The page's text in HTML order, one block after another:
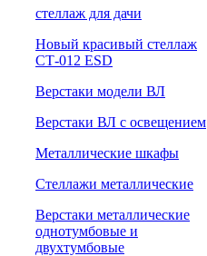
cтеллаж для дачи
Новый красивый стеллаж
СТ-012 ESD
Верстаки модели ВЛ
Верстаки ВЛ с освещением
Металлические шкафы
Стеллажи металлические
Верстаки металлические
однотумбовые и
двухтумбовые